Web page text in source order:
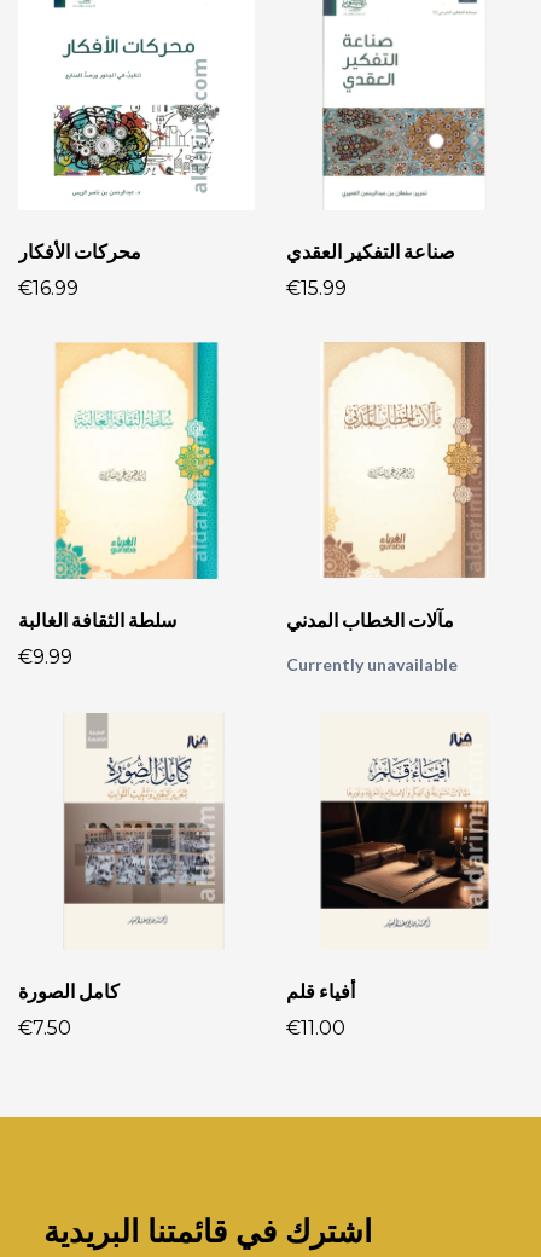
محركات الأفكار
€16.99
صناعة التفكير العقدي
€15.99
سلطة الثقافة الغالبة
€9.99
مآلات الخطاب المدني
Currently unavailable
كامل الصورة
€7.50
أفياء قلم
€11.00
اشترك في قائمتنا البريدية